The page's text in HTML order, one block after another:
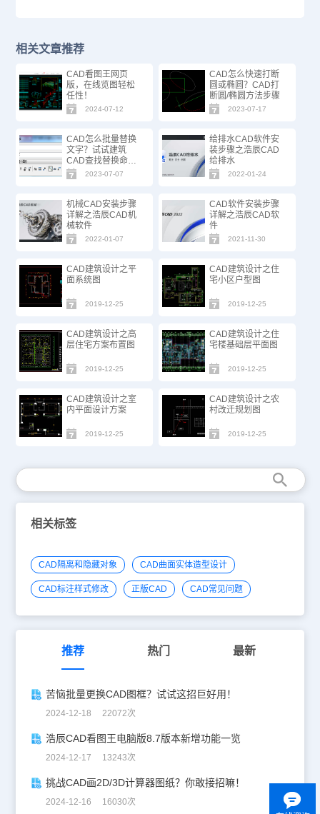
相关文章推荐
CAD看图王网页
版，在线览图轻松
任性！
2024-07-12
CAD怎么快速打断
圆或椭圆？CAD打
断圆/椭圆方法步骤
2023-07-17
CAD怎么批量替换
文字？试试建筑
CAD查找替换命
令！
2023-07-07
给排水CAD软件安
装步骤之浩辰CAD
给排水
2022-01-24
机械CAD安装步骤
详解之浩辰CAD机
械软件
2022-01-07
CAD软件安装步骤
详解之浩辰CAD软
件
2021-11-30
CAD建筑设计之平
面系统图
2019-12-25
CAD建筑设计之住
宅小区户型图
2019-12-25
CAD建筑设计之高
层住宅方案布置图
2019-12-25
CAD建筑设计之住
宅楼基础层平面图
2019-12-25
CAD建筑设计之室
内平面设计方案
2019-12-25
CAD建筑设计之农
村改迁规划图
2019-12-25
相关标签
CAD隔离和隐藏对象 CAD曲面实体造型设计
CAD标注样式修改 正版CAD CAD常见问题
推荐 热门 最新
苦恼批量更换CAD图框？试试这招巨好用！
2024-12-18 22072次
浩辰CAD看图王电脑版8.7版本新增功能一览
2024-12-17 13243次
挑战CAD画2D/3D计算器图纸？你敢接招嘛！
2024-12-16 16030次